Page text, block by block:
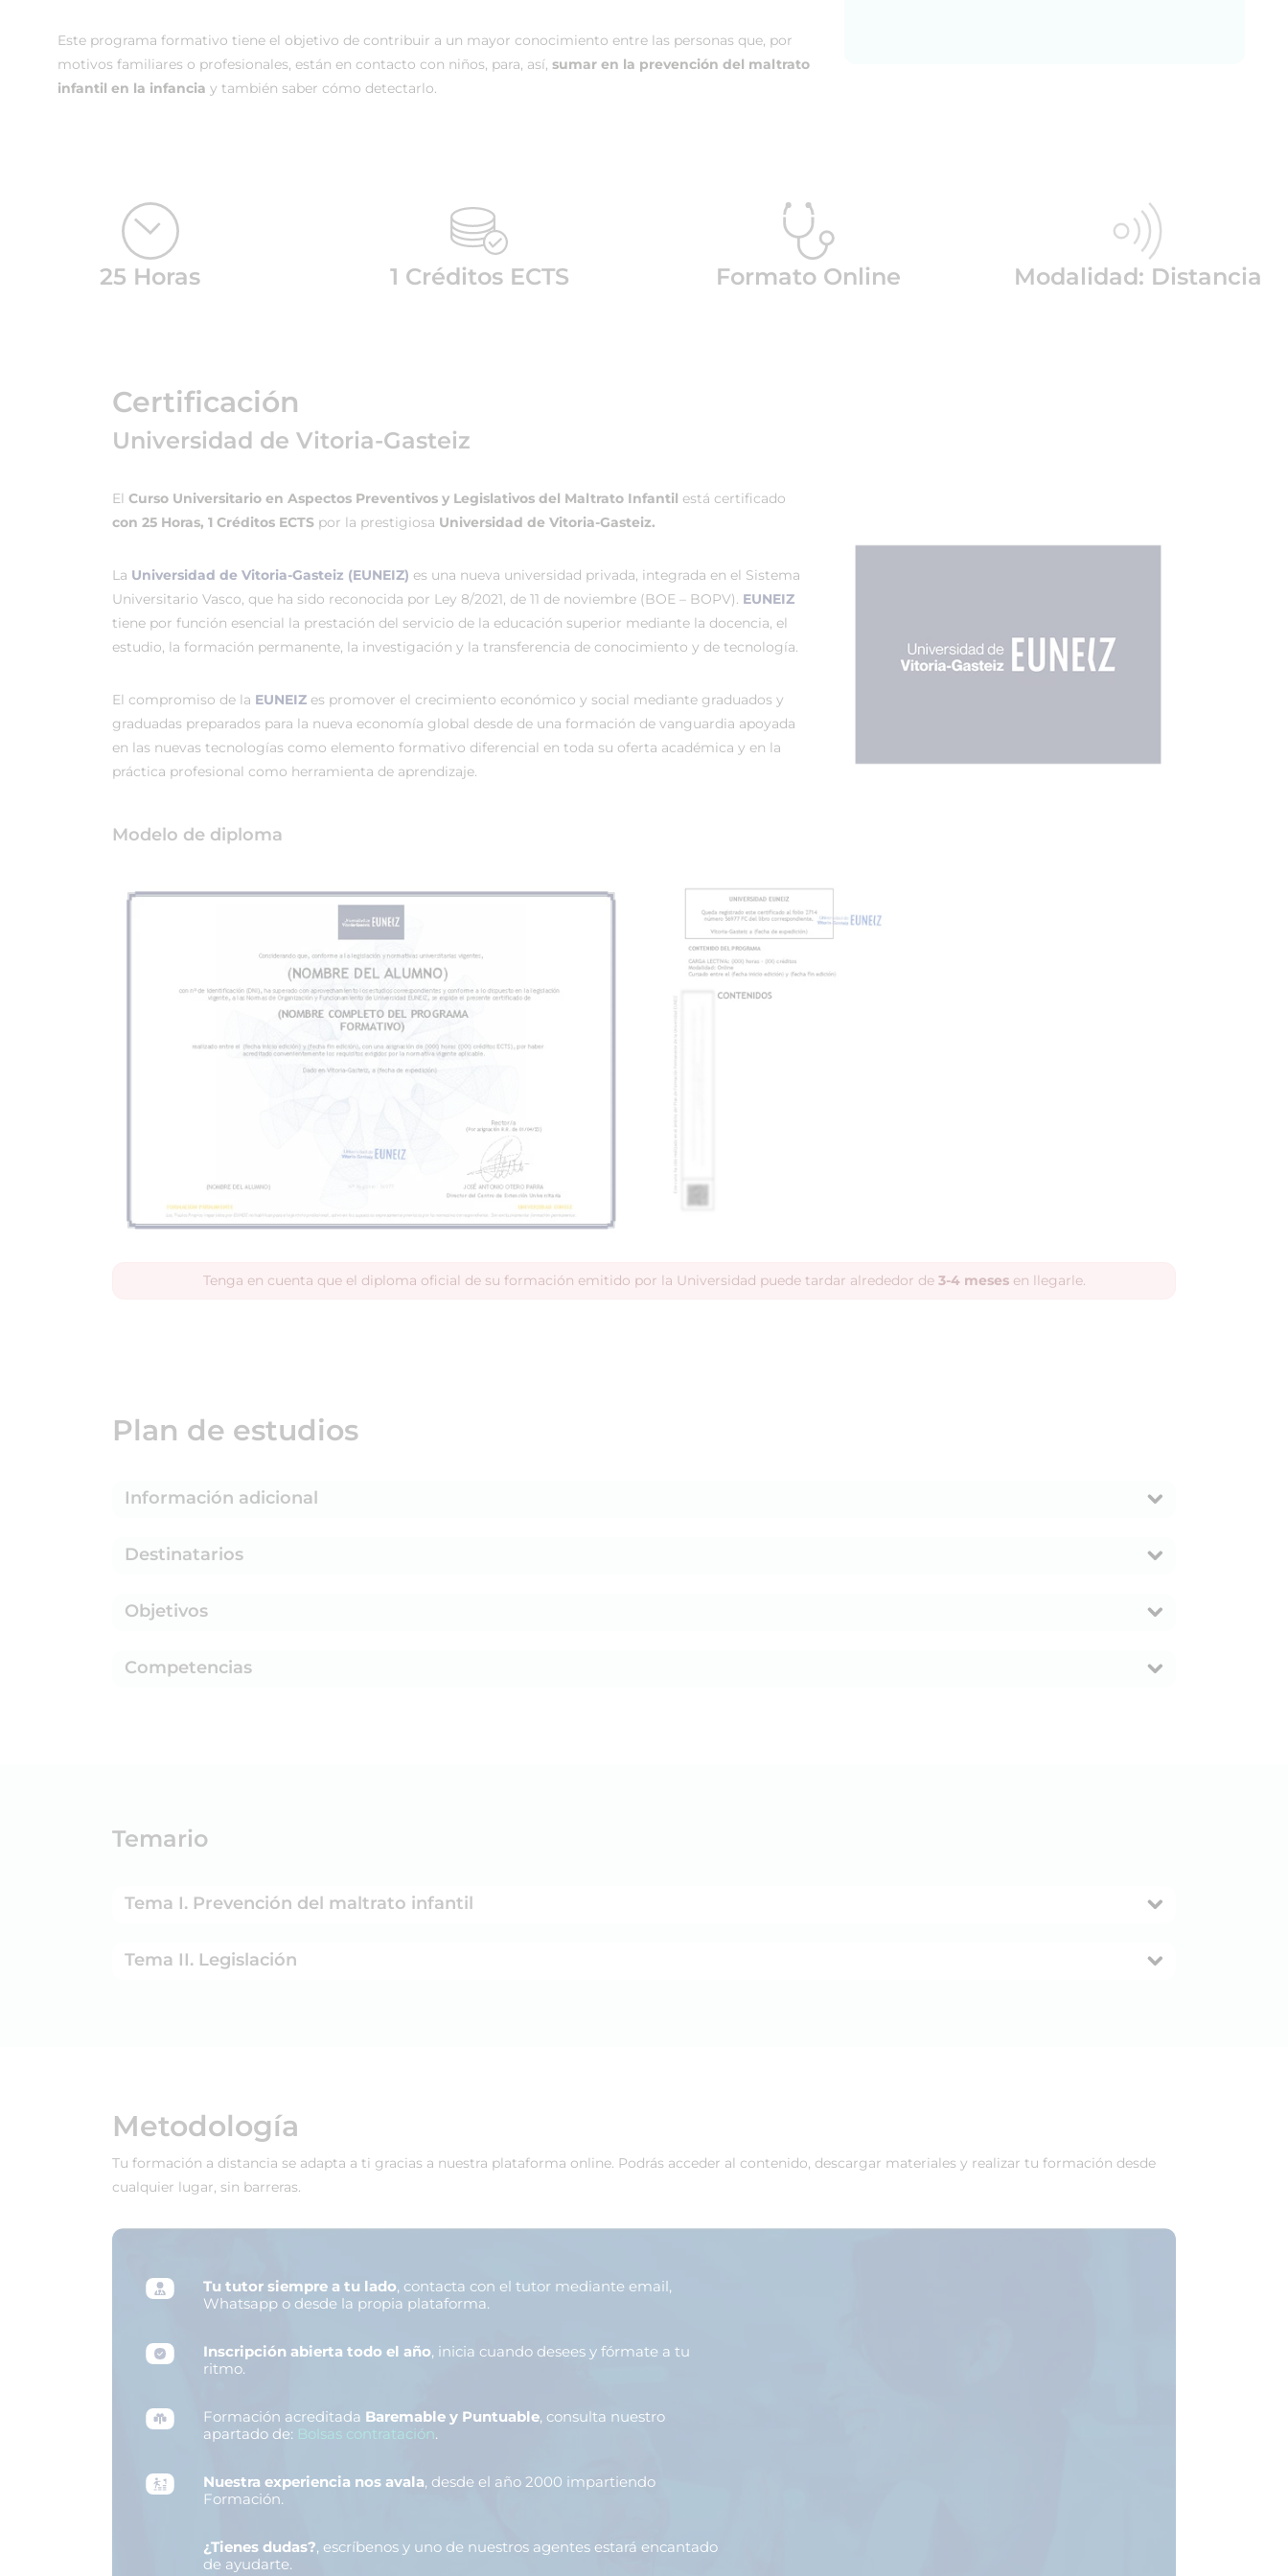
Este programa formativo tiene el objetivo de contribuir a un mayor conocimiento entre las personas que, por
motivos familiares o profesionales, están en contacto con niños, para, así, sumar en la prevención del maltrato
infantil en la infancia y también saber cómo detectarlo.
25 Horas 1 Créditos ECTS Formato Online Modalidad: Distancia
Certificación
Universidad de Vitoria-Gasteiz
El Curso Universitario en Aspectos Preventivos y Legislativos del Maltrato Infantil está certificado
con 25 Horas, 1 Créditos ECTS por la prestigiosa Universidad de Vitoria-Gasteiz.
La Universidad de Vitoria-Gasteiz (EUNEIZ) es una nueva universidad privada, integrada en el Sistema
Universitario Vasco, que ha sido reconocida por Ley 8/2021, de 11 de noviembre (BOE – BOPV). EUNEIZ
tiene por función esencial la prestación del servicio de la educación superior mediante la docencia, el
estudio, la formación permanente, la investigación y la transferencia de conocimiento y de tecnología.
El compromiso de la EUNEIZ es promover el crecimiento económico y social mediante graduados y
graduadas preparados para la nueva economía global desde de una formación de vanguardia apoyada
en las nuevas tecnologías como elemento formativo diferencial en toda su oferta académica y en la
práctica profesional como herramienta de aprendizaje.
Modelo de diploma
Tenga en cuenta que el diploma oficial de su formación emitido por la Universidad puede tardar alrededor de 3-4 mesesen llegarle.
Plan de estudios
Información adicional
Destinatarios
Objetivos
Competencias
Temario
Tema I. Prevención del maltrato infantil
Tema II. Legislación
Metodología
Tu formación a distancia se adapta a ti gracias a nuestra plataforma online. Podrás acceder al contenido, descargar materiales y realizar tu formación desde
cualquier lugar, sin barreras.
Tu tutor siempre a tu lado, contacta con el tutor mediante email,
Whatsapp o desde la propia plataforma.
Inscripción abierta todo el año, inicia cuando desees y fórmate a tu
ritmo.
Formación acreditada Baremable y Puntuable, consulta nuestro
apartado de: Bolsas contratación.
Nuestra experiencia nos avala, desde el año 2000 impartiendo
Formación.
¿Tienes dudas?, escríbenos y uno de nuestros agentes estará encantado
de ayudarte.